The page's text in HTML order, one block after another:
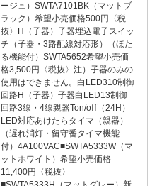
ージュ）SWTA7101BK（マットブ
ラック）希望小売価格500円〈税
抜〉H（子器）子器埋込電子スイッ
チ（子器・3路配線対応形）（ほた
る機能付）SWTA5652希望小売価
格3,500円〈税抜〉注）子器のみの
使用はできません。白LED310制御
回路H（子器）子器白LED13制御
回路3線・4線親器Ton/oﬀ（24H）
LED対応あけたらタイマ（親器）
（遅れ消灯・留守番タイマ機能
付）4A100VAC■SWTA5333W（マ
ットホワイト）希望小売価格
11,400円〈税抜〉